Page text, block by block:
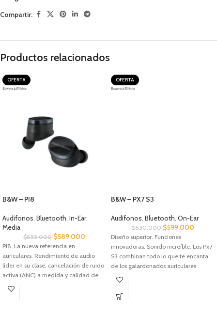
Compartir:
Productos relacionados
OFERTA
B&W – PI8
Audífonos, Bluetooth, In-Ear,
Media
$655.000 $589.000
Pi8. La nueva referencia en
auriculares. Rendimiento de audio
líder en su clase, cancelación de ruido
activa (ANC) a medida y calidad de
llamadas nítida con la comodidad y la
OFERTA
B&W – PX7 S3
Audífonos, Bluetooth, On-Ear
$630.000 $599.000
Diseño superior. Funciones
innovadoras. Sonido increíble. Los Px7
S3 combinan todo lo que te encanta
de los galardonados auriculares
circumaurales de Bowers & Wilkins y lo
estándar de excelencia y elegancia.